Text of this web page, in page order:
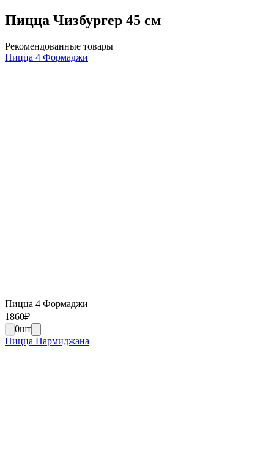
Пицца Чизбургер 45 см
Рекомендованные товары
Пицца 4 Формаджи
Пицца 4 Формаджи
1860₽
0шт
Пицца Пармиджана